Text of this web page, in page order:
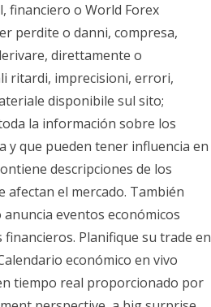
financiero o World Forex
perdite o danni, compresa,
direttamente o
ritardi, imprecisioni, errori,
disponibile sul sito;
la información sobre los
y que pueden tener influencia en
descripciones de los
el mercado. También
eventos económicos
Planifique su trade en
económico en vivo
tiempo real proporcionado por